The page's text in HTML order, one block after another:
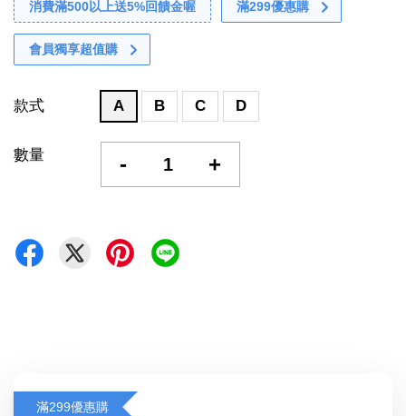
消費滿500以上送5%回饋金喔 滿299優惠購
會員獨享超值購
款式 A B C D
數量 - +
滿299優惠購